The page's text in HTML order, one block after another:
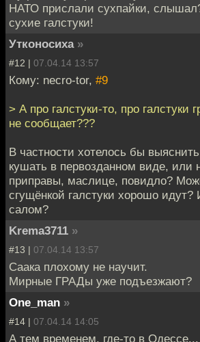
НАТО прислали сухпайки,
сухие галстуки!
Утконосиха »
#12 | 07.04.14 13:57
Кому: necro-tor, #9
> А про галстуки-то, про галстуки
не сообщает???
В частности хотелось бы
кушать в первозданном виде,
приправы, маслице, повидло?
сгущёнкой галстуки хорошо
салом?
Krema3711 »
#13 | 07.04.14 13:57
Саака плохому не научит.
Мирные ГРАДы уже подъезжают?
One_man »
#14 | 07.04.14 14:05
А тем временем, где-то в Одессе...